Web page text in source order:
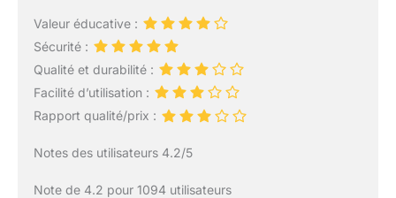
Valeur éducative :
Sécurité :
Qualité et durabilité :
Facilité d’utilisation :
Rapport qualité/prix :
Notes des utilisateurs 4.2/5
Note de 4.2 pour 1094 utilisateurs